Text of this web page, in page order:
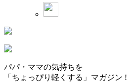
パパ・ママの気持ちを
「ちょっぴり軽くする」マガジン !